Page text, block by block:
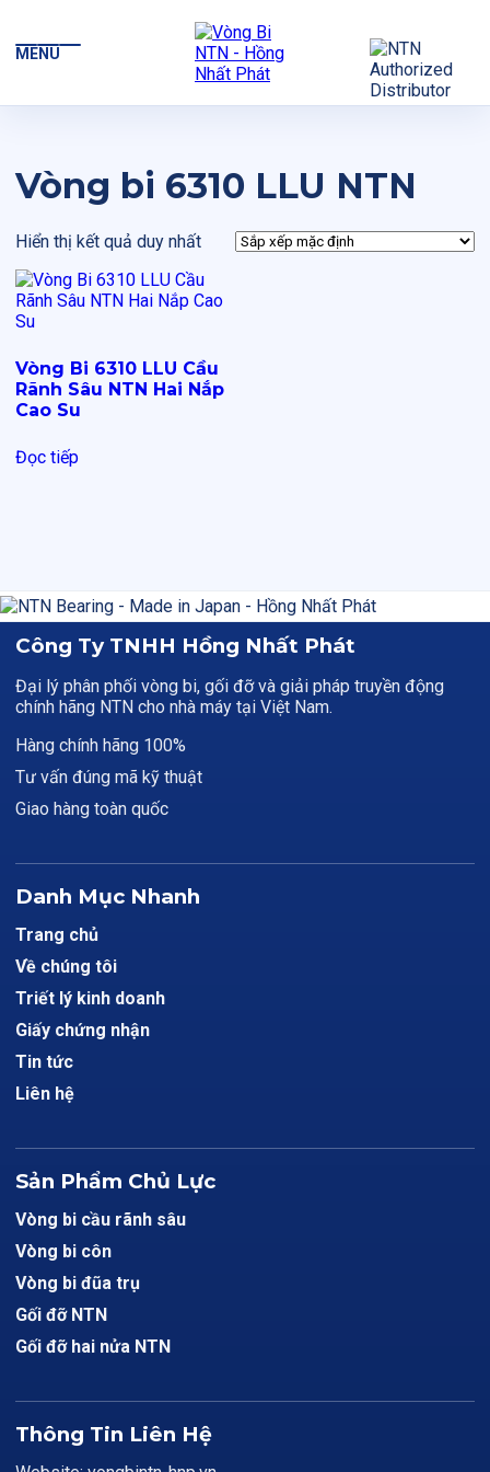
MENU
Vòng bi 6310 LLU NTN
Hiển thị kết quả duy nhất
Vòng Bi 6310 LLU Cầu
Rãnh Sâu NTN Hai Nắp
Cao Su
Đọc tiếp
Công Ty TNHH Hồng Nhất Phát
Đại lý phân phối vòng bi, gối đỡ và giải pháp truyền động
chính hãng NTN cho nhà máy tại Việt Nam.
Hàng chính hãng 100%
Tư vấn đúng mã kỹ thuật
Giao hàng toàn quốc
Danh Mục Nhanh
Trang chủ
Về chúng tôi
Triết lý kinh doanh
Giấy chứng nhận
Tin tức
Liên hệ
Sản Phẩm Chủ Lực
Vòng bi cầu rãnh sâu
Vòng bi côn
Vòng bi đũa trụ
Gối đỡ NTN
Gối đỡ hai nửa NTN
Thông Tin Liên Hệ